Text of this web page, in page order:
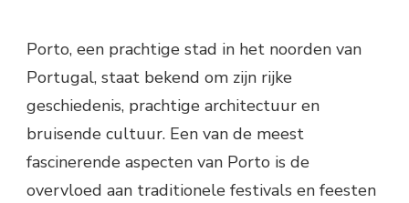
Porto, een prachtige stad in het noorden van
Portugal, staat bekend om zijn rijke
geschiedenis, prachtige architectuur en
bruisende cultuur. Een van de meest
fascinerende aspecten van Porto is de
overvloed aan traditionele festivals en feesten